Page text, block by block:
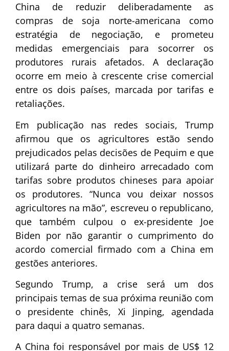
China de reduzir deliberadamente as
compras de soja norte-americana como
estratégia de negociação, e prometeu
medidas emergenciais para socorrer os
produtores rurais afetados. A declaração
ocorre em meio à crescente crise comercial
entre os dois países, marcada por tarifas e
retaliações.
Em publicação nas redes sociais, Trump
afirmou que os agricultores estão sendo
prejudicados pelas decisões de Pequim e que
utilizará parte do dinheiro arrecadado com
tarifas sobre produtos chineses para apoiar
os produtores. “Nunca vou deixar nossos
agricultores na mão”, escreveu o republicano,
que também culpou o ex-presidente Joe
Biden por não garantir o cumprimento do
acordo comercial firmado com a China em
gestões anteriores.
Segundo Trump, a crise será um dos
principais temas de sua próxima reunião com
o presidente chinês, Xi Jinping, agendada
para daqui a quatro semanas.
A China foi responsável por mais de US$ 12